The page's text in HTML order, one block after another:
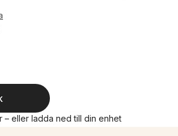
röster:
– eller ladda ned till din enhet